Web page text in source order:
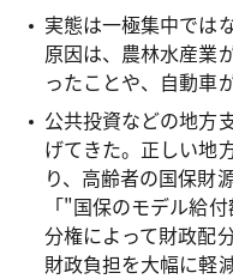
実態は一極集中では
原因は、農林水産業
ったことや、自動車
公共投資などの地方
げてきた。正しい地
り、高齢者の国保財
「"国保のモデル給
分権によって財政配
財政負担を大幅に軽